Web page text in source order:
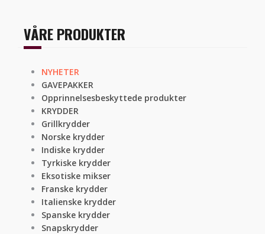
VÅRE PRODUKTER
NYHETER
GAVEPAKKER
Opprinnelsesbeskyttede produkter
KRYDDER
Grillkrydder
Norske krydder
Indiske krydder
Tyrkiske krydder
Eksotiske mikser
Franske krydder
Italienske krydder
Spanske krydder
Snapskrydder